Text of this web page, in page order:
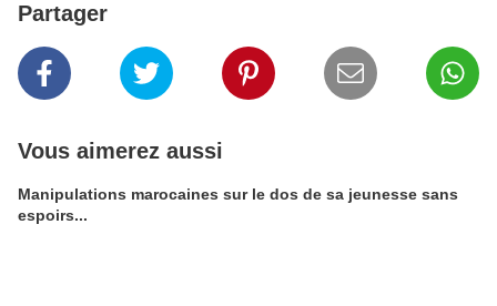
Partager
Vous aimerez aussi
Manipulations marocaines sur le dos de sa jeunesse sans
espoirs...